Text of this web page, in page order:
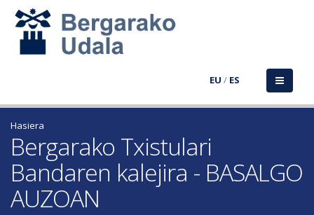
EU / ES
Hasiera
Bergarako Txistulari
Bandaren kalejira - BASALGO
AUZOAN